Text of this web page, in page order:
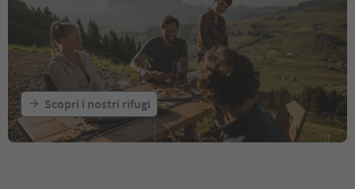
Scopri i nostri rifugi